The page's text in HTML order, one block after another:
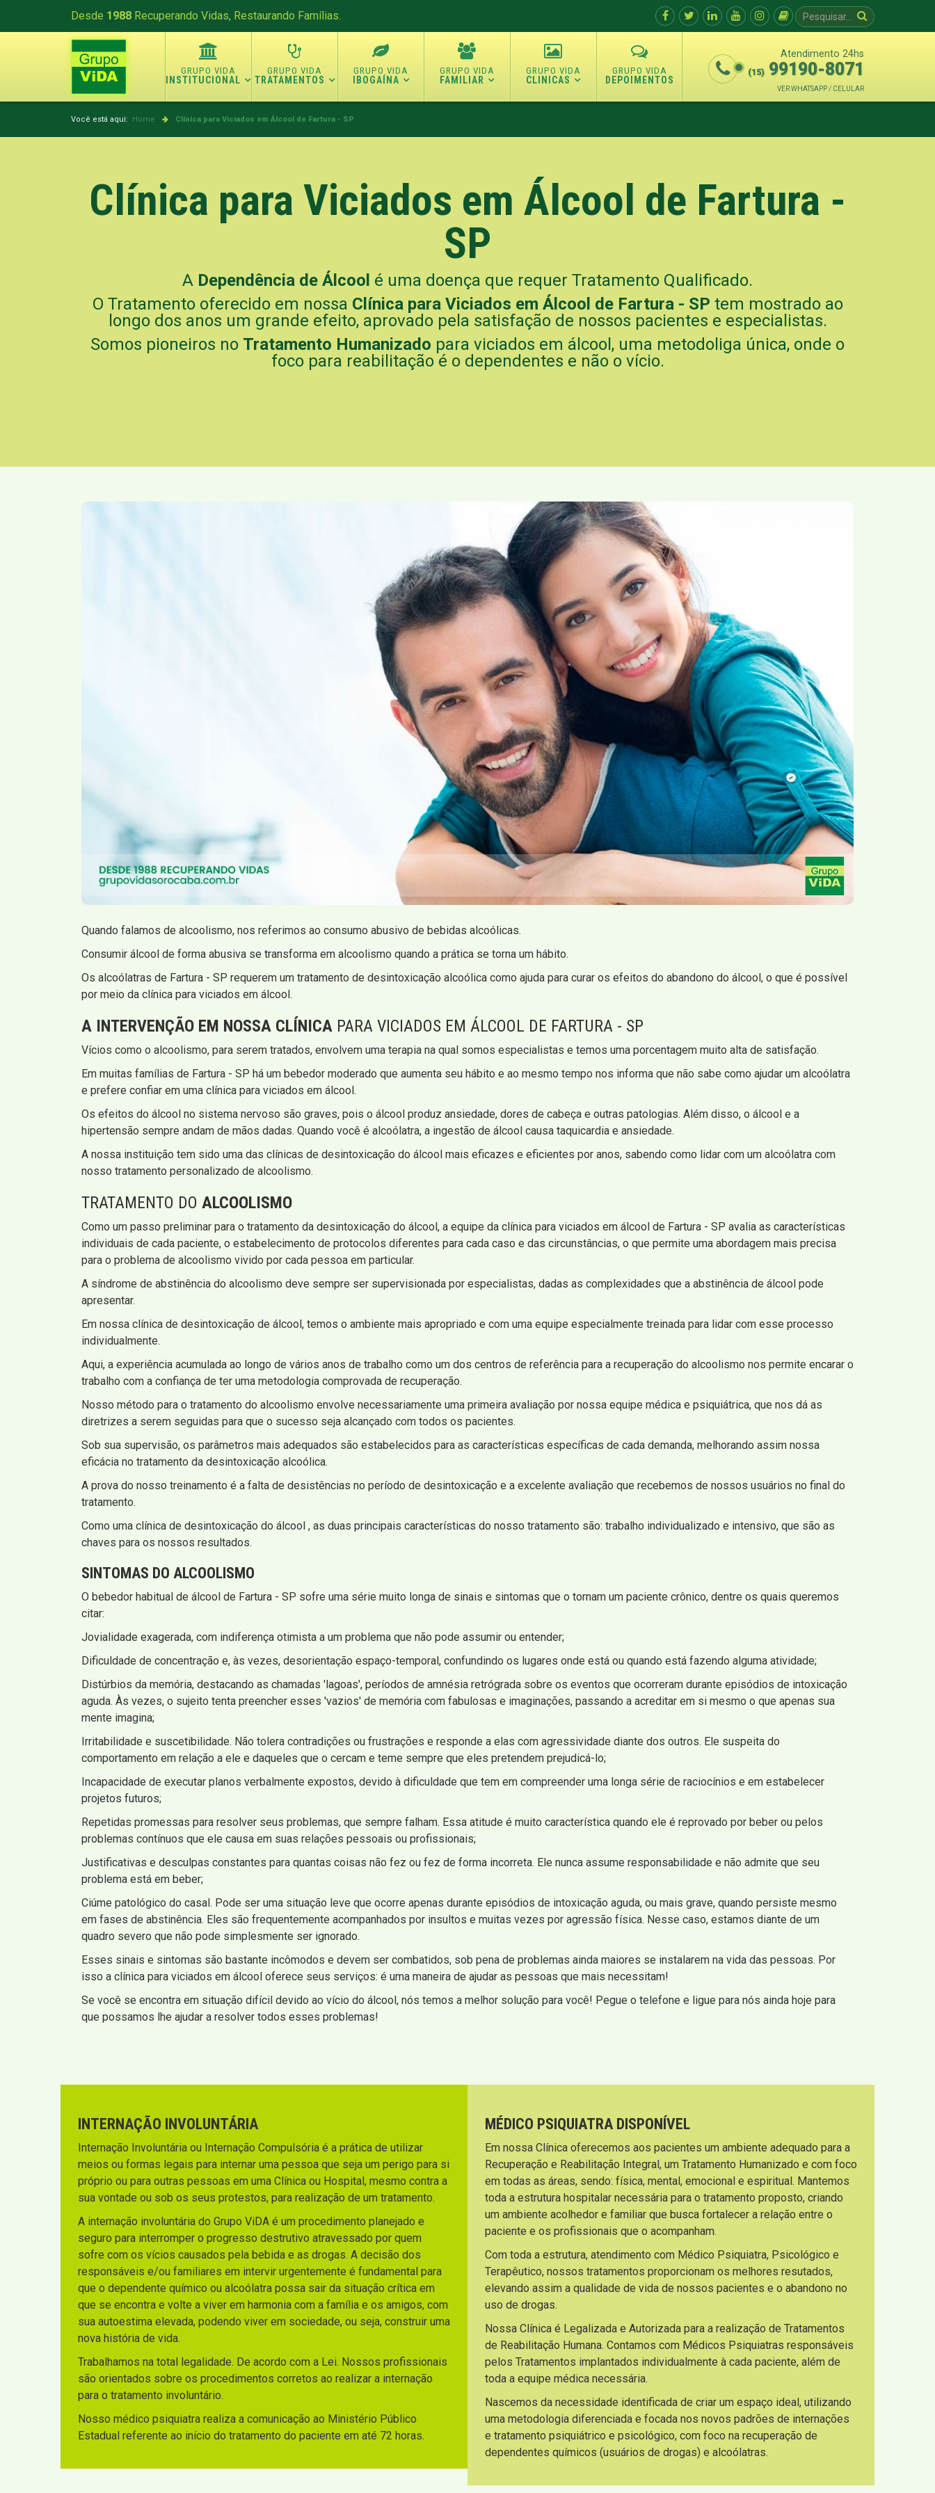
Desde 1988 Recuperando Vidas, Restaurando Famílias.
INSTITUCIONAL TRATAMENTOS IBOGAÍNA FAMILIAR CLINICAS DEPOIMENTOS
Atendimento 24hs
(15) 99190-8071
VER WHATSAPP / CELULAR
Você está aqui: Home Clínica para Viciados em Álcool de Fartura - SP
Clínica para Viciados em Álcool de Fartura -
SP
A Dependência de Álcool é uma doença que requer Tratamento Qualificado.
O Tratamento oferecido em nossa Clínica para Viciados em Álcool de Fartura - SP tem mostrado ao
longo dos anos um grande efeito, aprovado pela satisfação de nossos pacientes e especialistas.
Somos pioneiros no Tratamento Humanizado para viciados em álcool, uma metodoliga única, onde o
foco para reabilitação é o dependentes e não o vício.
Quando falamos de alcoolismo, nos referimos ao consumo abusivo de bebidas alcoólicas.
Consumir álcool de forma abusiva se transforma em alcoolismo quando a prática se torna um hábito.
Os alcoólatras de Fartura - SP requerem um tratamento de desintoxicação alcoólica como ajuda para curar os efeitos do abandono do álcool, o que é possível
por meio da clínica para viciados em álcool.
A INTERVENÇÃO EM NOSSA CLÍNICA PARA VICIADOS EM ÁLCOOL DE FARTURA - SP
Vícios como o alcoolismo, para serem tratados, envolvem uma terapia na qual somos especialistas e temos uma porcentagem muito alta de satisfação.
Em muitas famílias de Fartura - SP há um bebedor moderado que aumenta seu hábito e ao mesmo tempo nos informa que não sabe como ajudar um alcoólatra
e prefere confiar em uma clínica para viciados em álcool.
Os efeitos do álcool no sistema nervoso são graves, pois o álcool produz ansiedade, dores de cabeça e outras patologias. Além disso, o álcool e a
hipertensão sempre andam de mãos dadas. Quando você é alcoólatra, a ingestão de álcool causa taquicardia e ansiedade.
A nossa instituição tem sido uma das clínicas de desintoxicação do álcool mais eficazes e eficientes por anos, sabendo como lidar com um alcoólatra com
nosso tratamento personalizado de alcoolismo.
TRATAMENTO DO ALCOOLISMO
Como um passo preliminar para o tratamento da desintoxicação do álcool, a equipe da clínica para viciados em álcool de Fartura - SP avalia as características
individuais de cada paciente, o estabelecimento de protocolos diferentes para cada caso e das circunstâncias, o que permite uma abordagem mais precisa
para o problema de alcoolismo vivido por cada pessoa em particular.
A síndrome de abstinência do alcoolismo deve sempre ser supervisionada por especialistas, dadas as complexidades que a abstinência de álcool pode
apresentar.
Em nossa clínica de desintoxicação de álcool, temos o ambiente mais apropriado e com uma equipe especialmente treinada para lidar com esse processo
individualmente.
Aqui, a experiência acumulada ao longo de vários anos de trabalho como um dos centros de referência para a recuperação do alcoolismo nos permite encarar o
trabalho com a confiança de ter uma metodologia comprovada de recuperação.
Nosso método para o tratamento do alcoolismo envolve necessariamente uma primeira avaliação por nossa equipe médica e psiquiátrica, que nos dá as
diretrizes a serem seguidas para que o sucesso seja alcançado com todos os pacientes.
Sob sua supervisão, os parâmetros mais adequados são estabelecidos para as características específicas de cada demanda, melhorando assim nossa
eficácia no tratamento da desintoxicação alcoólica.
A prova do nosso treinamento é a falta de desistências no período de desintoxicação e a excelente avaliação que recebemos de nossos usuários no final do
tratamento.
Como uma clínica de desintoxicação do álcool , as duas principais características do nosso tratamento são: trabalho individualizado e intensivo, que são as
chaves para os nossos resultados.
SINTOMAS DO ALCOOLISMO
O bebedor habitual de álcool de Fartura - SP sofre uma série muito longa de sinais e sintomas que o tornam um paciente crônico, dentre os quais queremos
citar:
Jovialidade exagerada, com indiferença otimista a um problema que não pode assumir ou entender;
Dificuldade de concentração e, às vezes, desorientação espaço-temporal, confundindo os lugares onde está ou quando está fazendo alguma atividade;
Distúrbios da memória, destacando as chamadas 'lagoas', períodos de amnésia retrógrada sobre os eventos que ocorreram durante episódios de intoxicação
aguda. Às vezes, o sujeito tenta preencher esses 'vazios' de memória com fabulosas e imaginações, passando a acreditar em si mesmo o que apenas sua
mente imagina;
Irritabilidade e suscetibilidade. Não tolera contradições ou frustrações e responde a elas com agressividade diante dos outros. Ele suspeita do
comportamento em relação a ele e daqueles que o cercam e teme sempre que eles pretendem prejudicá-lo;
Incapacidade de executar planos verbalmente expostos, devido à dificuldade que tem em compreender uma longa série de raciocínios e em estabelecer
projetos futuros;
Repetidas promessas para resolver seus problemas, que sempre falham. Essa atitude é muito característica quando ele é reprovado por beber ou pelos
problemas contínuos que ele causa em suas relações pessoais ou profissionais;
Justificativas e desculpas constantes para quantas coisas não fez ou fez de forma incorreta. Ele nunca assume responsabilidade e não admite que seu
problema está em beber;
Ciúme patológico do casal. Pode ser uma situação leve que ocorre apenas durante episódios de intoxicação aguda, ou mais grave, quando persiste mesmo
em fases de abstinência. Eles são frequentemente acompanhados por insultos e muitas vezes por agressão física. Nesse caso, estamos diante de um
quadro severo que não pode simplesmente ser ignorado.
Esses sinais e sintomas são bastante incômodos e devem ser combatidos, sob pena de problemas ainda maiores se instalarem na vida das pessoas. Por
isso a clínica para viciados em álcool oferece seus serviços: é uma maneira de ajudar as pessoas que mais necessitam!
Se você se encontra em situação difícil devido ao vício do álcool, nós temos a melhor solução para você! Pegue o telefone e ligue para nós ainda hoje para
que possamos lhe ajudar a resolver todos esses problemas!
INTERNAÇÃO INVOLUNTÁRIA
Internação Involuntária ou Internação Compulsória é a prática de utilizar
meios ou formas legais para internar uma pessoa que seja um perigo para si
próprio ou para outras pessoas em uma Clínica ou Hospital, mesmo contra a
sua vontade ou sob os seus protestos, para realização de um tratamento.
A internação involuntária do Grupo ViDA é um procedimento planejado e
seguro para interromper o progresso destrutivo atravessado por quem
sofre com os vícios causados pela bebida e as drogas. A decisão dos
responsáveis e/ou familiares em intervir urgentemente é fundamental para
que o dependente químico ou alcoólatra possa sair da situação crítica em
que se encontra e volte a viver em harmonia com a família e os amigos, com
sua autoestima elevada, podendo viver em sociedade, ou seja, construir uma
nova história de vida.
Trabalhamos na total legalidade. De acordo com a Lei. Nossos profissionais
são orientados sobre os procedimentos corretos ao realizar a internação
para o tratamento involuntário.
Nosso médico psiquiatra realiza a comunicação ao Ministério Público
Estadual referente ao início do tratamento do paciente em até 72 horas.
MÉDICO PSIQUIATRA DISPONÍVEL
Em nossa Clínica oferecemos aos pacientes um ambiente adequado para a
Recuperação e Reabilitação Integral, um Tratamento Humanizado e com foco
em todas as áreas, sendo: física, mental, emocional e espiritual. Mantemos
toda a estrutura hospitalar necessária para o tratamento proposto, criando
um ambiente acolhedor e familiar que busca fortalecer a relação entre o
paciente e os profissionais que o acompanham.
Com toda a estrutura, atendimento com Médico Psiquiatra, Psicológico e
Terapêutico, nossos tratamentos proporcionam os melhores resutados,
elevando assim a qualidade de vida de nossos pacientes e o abandono no
uso de drogas.
Nossa Clínica é Legalizada e Autorizada para a realização de Tratamentos
de Reabilitação Humana. Contamos com Médicos Psiquiatras responsáveis
pelos Tratamentos implantados individualmente à cada paciente, além de
toda a equipe médica necessária.
Nascemos da necessidade identificada de criar um espaço ideal, utilizando
uma metodologia diferenciada e focada nos novos padrões de internações
e tratamento psiquiátrico e psicológico, com foco na recuperação de
dependentes químicos (usuários de drogas) e alcoólatras.